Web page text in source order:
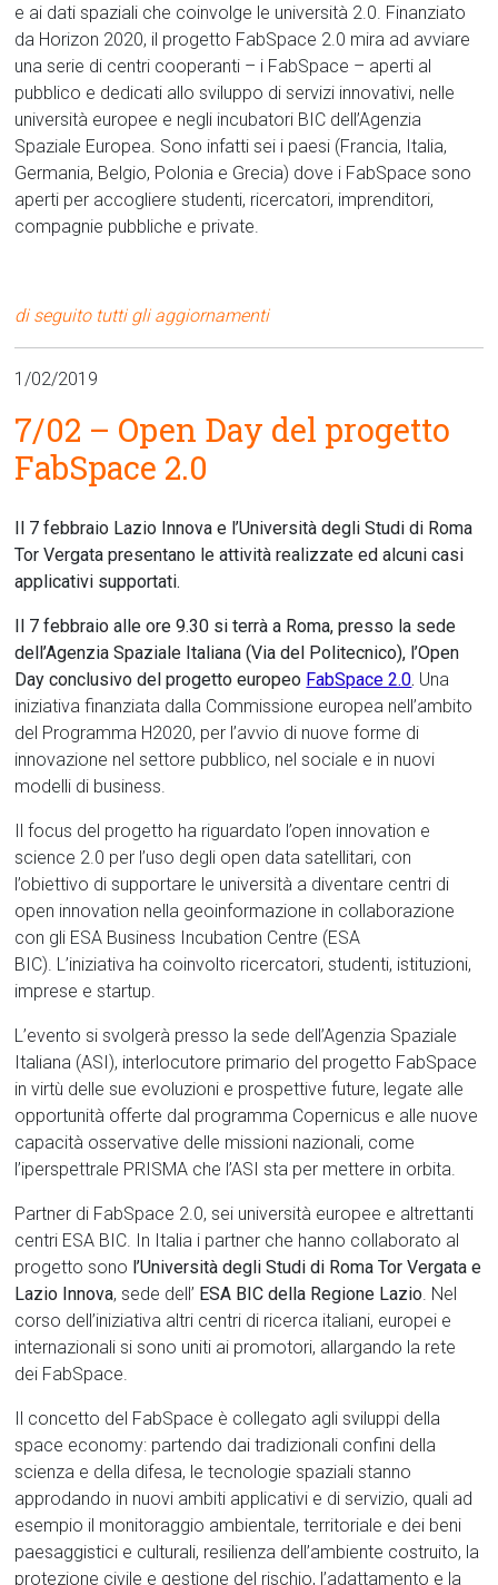
e ai dati spaziali che coinvolge le università 2.0. Finanziato
da Horizon 2020, il progetto FabSpace 2.0 mira ad avviare
una serie di centri cooperanti – i FabSpace – aperti al
pubblico e dedicati allo sviluppo di servizi innovativi, nelle
università europee e negli incubatori BIC dell’Agenzia
Spaziale Europea. Sono infatti sei i paesi (Francia, Italia,
Germania, Belgio, Polonia e Grecia) dove i FabSpace sono
aperti per accogliere studenti, ricercatori, imprenditori,
compagnie pubbliche e private.
di seguito tutti gli aggiornamenti
1/02/2019
7/02 – Open Day del progetto
FabSpace 2.0
Il 7 febbraio Lazio Innova e l’Università degli Studi di Roma
Tor Vergata presentano le attività realizzate ed alcuni casi
applicativi supportati.
Il 7 febbraio alle ore 9.30 si terrà a Roma, presso la sede
dell’Agenzia Spaziale Italiana (Via del Politecnico), l’Open
Day conclusivo del progetto europeo FabSpace 2.0. Una
iniziativa finanziata dalla Commissione europea nell’ambito
del Programma H2020, per l’avvio di nuove forme di
innovazione nel settore pubblico, nel sociale e in nuovi
modelli di business.
Il focus del progetto ha riguardato l’open innovation e
science 2.0 per l’uso degli open data satellitari, con
l’obiettivo di supportare le università a diventare centri di
open innovation nella geoinformazione in collaborazione
con gli ESA Business Incubation Centre (ESA
BIC). L’iniziativa ha coinvolto ricercatori, studenti, istituzioni,
imprese e startup.
L’evento si svolgerà presso la sede dell’Agenzia Spaziale
Italiana (ASI), interlocutore primario del progetto FabSpace
in virtù delle sue evoluzioni e prospettive future, legate alle
opportunità offerte dal programma Copernicus e alle nuove
capacità osservative delle missioni nazionali, come
l’iperspettrale PRISMA che l’ASI sta per mettere in orbita.
Partner di FabSpace 2.0, sei università europee e altrettanti
centri ESA BIC. In Italia i partner che hanno collaborato al
progetto sono l’Università degli Studi di Roma Tor Vergata e
Lazio Innova, sede dell’ ESA BIC della Regione Lazio. Nel
corso dell’iniziativa altri centri di ricerca italiani, europei e
internazionali si sono uniti ai promotori, allargando la rete
dei FabSpace.
Il concetto del FabSpace è collegato agli sviluppi della
space economy: partendo dai tradizionali confini della
scienza e della difesa, le tecnologie spaziali stanno
approdando in nuovi ambiti applicativi e di servizio, quali ad
esempio il monitoraggio ambientale, territoriale e dei beni
paesaggistici e culturali, resilienza dell’ambiente costruito, la
protezione civile e gestione del rischio, l’adattamento e la